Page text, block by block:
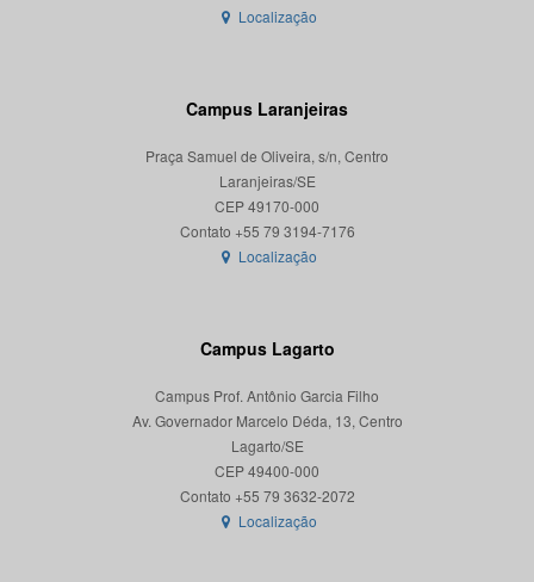
Localização
Campus Laranjeiras
Praça Samuel de Oliveira, s/n, Centro
Laranjeiras/SE
CEP 49170-000
Localização
Campus Lagarto
Campus Prof. Antônio Garcia Filho
Av. Governador Marcelo Déda, 13, Centro
Lagarto/SE
CEP 49400-000
Localização